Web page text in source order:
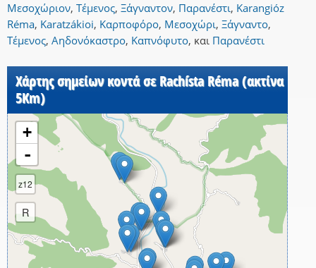
Μεσοχώριον, Τέμενος, Ξάγναντον, Παρανέστι, Karangióz
Réma, Karatzákioi, Καρποφόρο, Μεσοχώρι, Ξάγναντο,
Τέμενος, Αηδονόκαστρο, Καπνόφυτο, και Παρανέστι
Χάρτης σημείων κοντά σε Rachísta Réma (ακτίνα
5Km)
+
-
z12
R